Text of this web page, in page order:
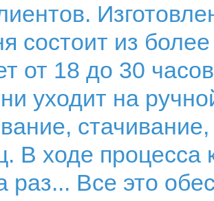
состоит из
от 18 до 30
уходит на
В ходе
раз... Все это